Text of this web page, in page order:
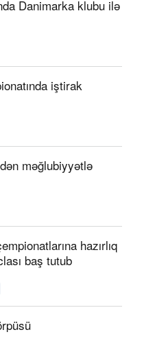
Danimarka klubu ilə
iştirak
məğlubiyyətlə
hazırlıq
baş tutub